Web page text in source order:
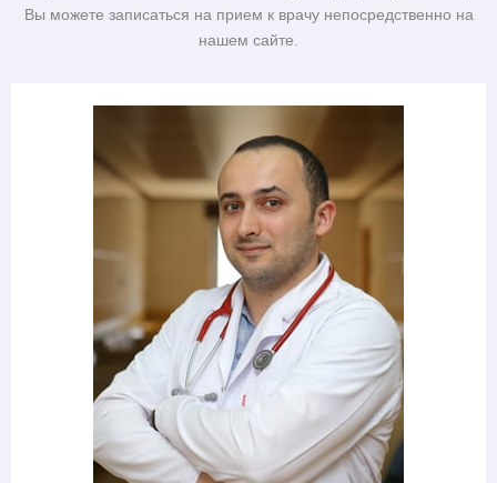
Вы можете записаться на прием к врачу непосредственно на
нашем сайте.